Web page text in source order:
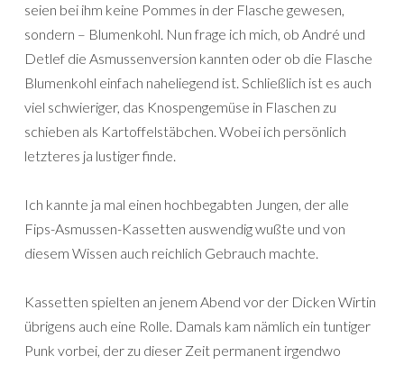
seien bei ihm keine Pommes in der Flasche gewesen,
sondern – Blumenkohl. Nun frage ich mich, ob André und
Detlef die Asmussenversion kannten oder ob die Flasche
Blumenkohl einfach naheliegend ist. Schließlich ist es auch
viel schwieriger, das Knospengemüse in Flaschen zu
schieben als Kartoffelstäbchen. Wobei ich persönlich
letzteres ja lustiger finde.
Ich kannte ja mal einen hochbegabten Jungen, der alle
Fips-Asmussen-Kassetten auswendig wußte und von
diesem Wissen auch reichlich Gebrauch machte.
Kassetten spielten an jenem Abend vor der Dicken Wirtin
übrigens auch eine Rolle. Damals kam nämlich ein tuntiger
Punk vorbei, der zu dieser Zeit permanent irgendwo